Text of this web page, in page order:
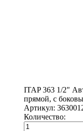
ITAP 363 1/2"
прямой, с
Артикул:
Количество: